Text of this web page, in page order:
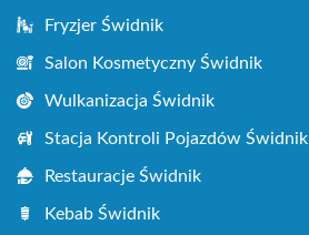
Fryzjer Świdnik
Salon Kosmetyczny Świdnik
Wulkanizacja Świdnik
Stacja Kontroli Pojazdów Świdnik
Restauracje Świdnik
Kebab Świdnik